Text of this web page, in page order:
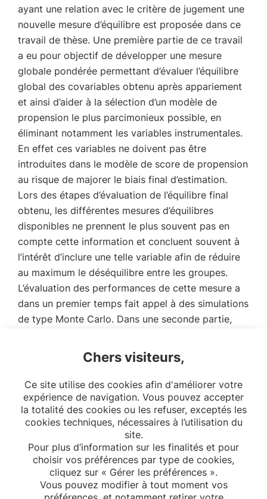
ayant une relation avec le critère de jugement une
nouvelle mesure d’équilibre est proposée dans ce
travail de thèse. Une première partie de ce travail
a eu pour objectif de développer une mesure
globale pondérée permettant d’évaluer l’équilibre
global des covariables obtenu après appariement
et ainsi d’aider à la sélection d’un modèle de
propension le plus parcimonieux possible, en
éliminant notamment les variables instrumentales.
En effet ces variables ne doivent pas être
introduites dans le modèle de score de propension
au risque de majorer le biais final d’estimation.
Lors des étapes d’évaluation de l’équilibre final
obtenu, les différentes mesures d’équilibres
disponibles ne prennent le plus souvent pas en
compte cette information et concluent souvent à
l’intérêt d’inclure une telle variable afin de réduire
au maximum le déséquilibre entre les groupes.
L’évaluation des performances de cette mesure a
dans un premier temps fait appel à des simulations
de type Monte Carlo. Dans une seconde partie,
issues de la médecine d’urgence a permis de
préciser la pratique d’utilisation d’une telle mesure.
Lien de téléchargement de la thèse
Chers visiteurs,
Ce site utilise des cookies afin d'améliorer votre
expérience de navigation. Vous pouvez accepter
la totalité des cookies ou les refuser, exceptés les
cookies techniques, nécessaires à l’utilisation du
site.
Pour plus d’information sur les finalités et pour
choisir vos préférences par type de cookies,
cliquez sur « Gérer les préférences ».
Vous pouvez modifier à tout moment vos